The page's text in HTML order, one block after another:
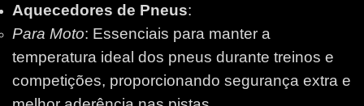
Aquecedores de Pneus:
Para Moto: Essenciais para manter a
temperatura ideal dos pneus durante treinos e
competições, proporcionando segurança extra e